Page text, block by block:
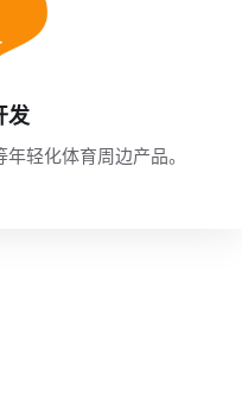
发
轻化体育周边产品。